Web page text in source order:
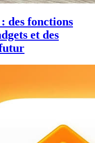
des fonctions
et des